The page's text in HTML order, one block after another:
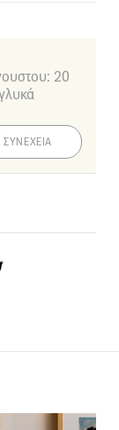
20
ΣΥΝΕΧΕΙΑ